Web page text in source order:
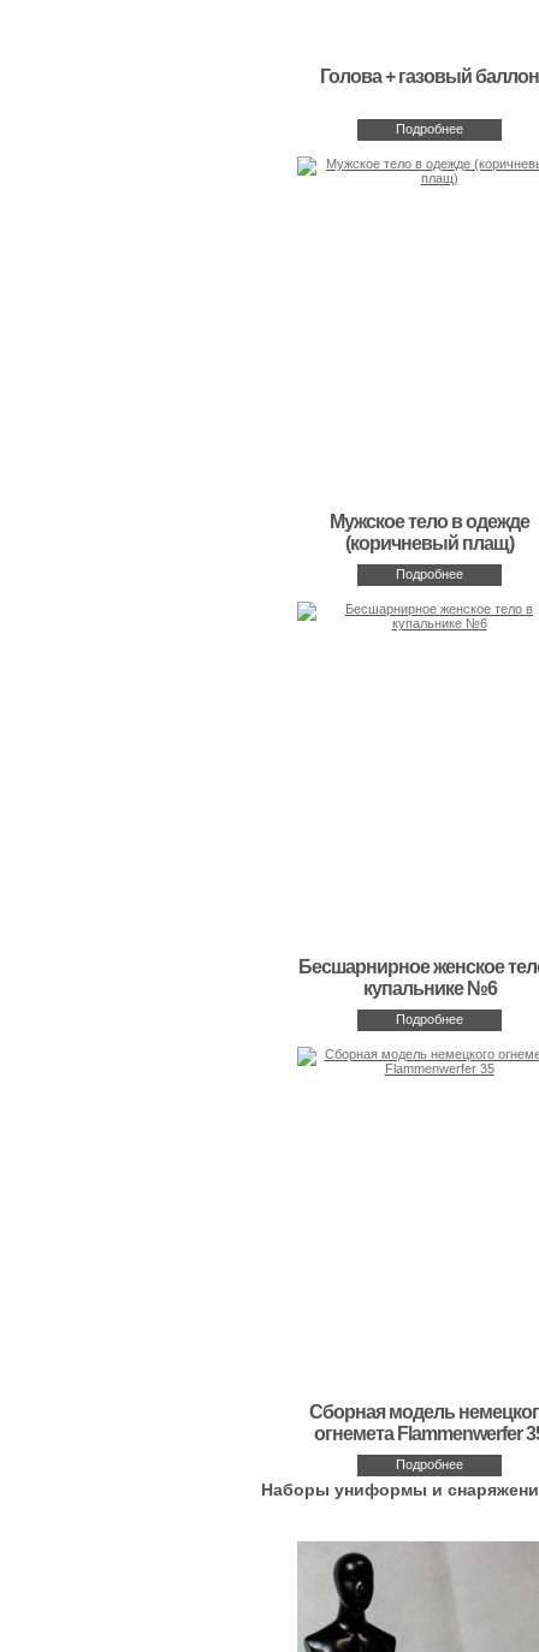
Голова + газовый баллон
Подробнее
Мужское тело в одежде
(коричневый плащ)
Подробнее
Бесшарнирное женское
купальнике №6
Подробнее
Сборная модель
огнемета Flammenwerfer
Подробнее
Наборы униформы и